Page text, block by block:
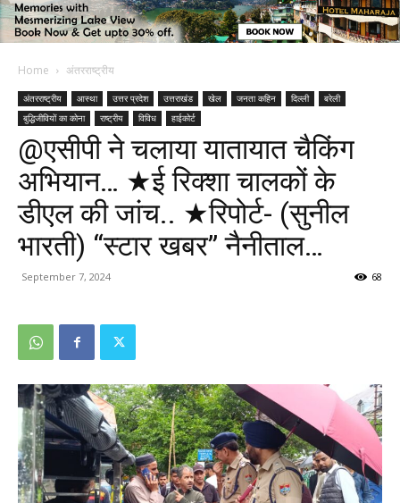
Home अंतरराष्ट्रीय
अंतरराष्ट्रीय आस्था उत्तर प्रदेश उत्तराखंड खेल जनता कहिन दिल्ली
बरेली
बुद्धिजीवियों का कोना
राष्ट्रीय विविध हाईकोर्ट
@एसीपी ने चलाया यातायात चैकिंग
अभियान… ★ई रिक्शा चालकों के
डीएल की जांच.. ★रिपोर्ट- (सुनील
भारती) “स्टार खबर” नैनीताल…
September 7, 2024 68